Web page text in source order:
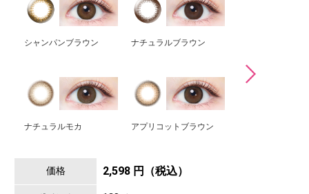
シャンパンブラウン ナチュラルブラウン
ナチュラルモカ アプリコットブラウン
価格 2,598 円（税込）